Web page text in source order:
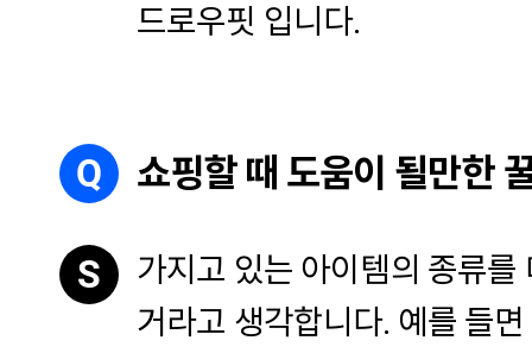
드로우핏 입니다.
Q 쇼핑할 때 도움이 될만한
S
가지고 있는 아이템의 종류를
거라고 생각합니다. 예를 들